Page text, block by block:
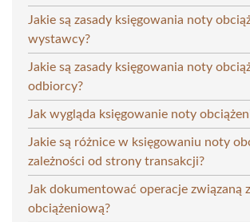
Jakie są zasady księgowania noty
wystawcy?
Jakie są zasady księgowania noty
odbiorcy?
Jak wygląda księgowanie noty
Jakie są różnice w księgowaniu noty
zależności od strony transakcji?
Jak dokumentować operacje związaną
obciążeniową?